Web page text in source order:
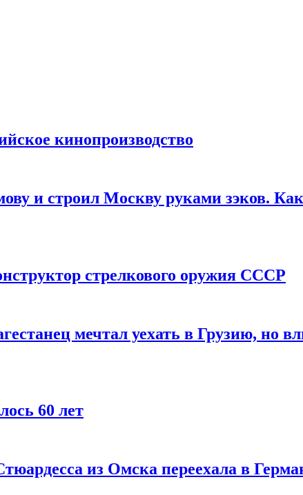
кинопроизводство
и строил Москву руками зэков.
стрелкового оружия СССР
мечтал уехать в Грузию, но
60 лет
из Омска переехала в